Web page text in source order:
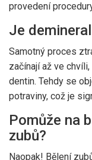
provedení
Je
Samotný proces
začínají až ve
dentin. Tehdy se
potraviny, což je
Pomůže na
zubů?
Naopak! Bělení